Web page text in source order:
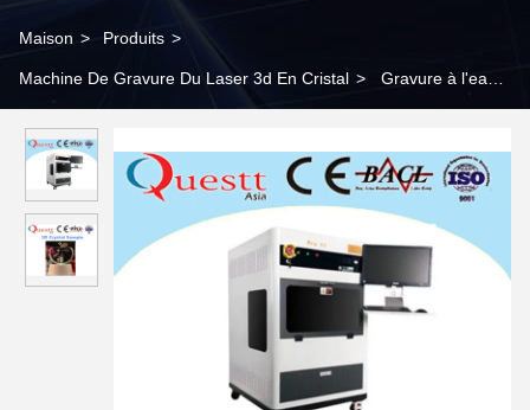
Maison > Produits >
Machine De Gravure Du Laser 3d En Cristal > Gravure à l'eau-
verre de forte stabilité de photo